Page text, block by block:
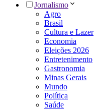
Jornalismo
Agro
Brasil
Cultura e Lazer
Economia
Eleições 2026
Entretenimento
Gastronomia
Minas Gerais
Mundo
Política
Saúde